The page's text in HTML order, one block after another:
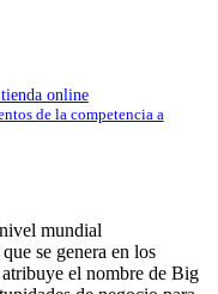
online
de la competencia a
mundial
se genera en los
el nombre de Big